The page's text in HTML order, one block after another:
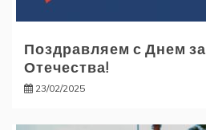
Поздравляем с Днем
Отечества!
23/02/2025